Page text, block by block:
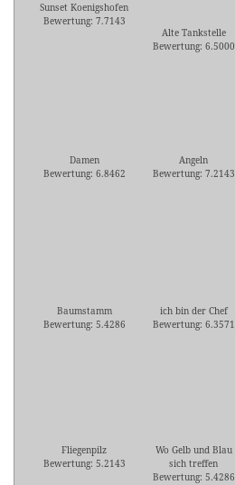
Sunset Koenigshofen
Bewertung: 7.7143
Alte Tankstelle
Bewertung: 6.5000
Damen
Bewertung: 6.8462
Angeln
Bewertung: 7.2143
Baumstamm
Bewertung: 5.4286
ich bin der Chef
Bewertung: 6.3571
Fliegenpilz
Bewertung: 5.2143
Wo Gelb und Blau
sich treffen
Bewertung: 5.4286